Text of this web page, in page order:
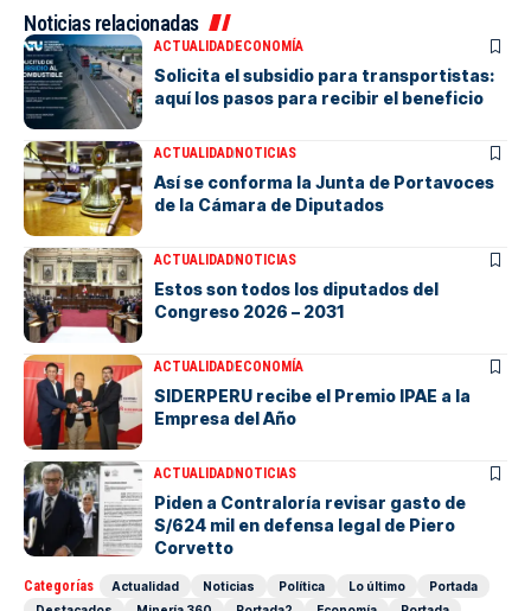
Noticias relacionadas
ACTUALIDADECONOMÍA
Solicita el subsidio para transportistas:
aquí los pasos para recibir el beneficio
ACTUALIDADNOTICIAS
Así se conforma la Junta de Portavoces
de la Cámara de Diputados
ACTUALIDADNOTICIAS
Estos son todos los diputados del
Congreso 2026 – 2031
ACTUALIDADECONOMÍA
SIDERPERU recibe el Premio IPAE a la
Empresa del Año
ACTUALIDADNOTICIAS
Piden a Contraloría revisar gasto de
S/624 mil en defensa legal de Piero
Corvetto
Categorías Actualidad Noticias Política Lo último
Portada